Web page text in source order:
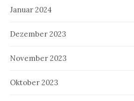
Januar 2024
Dezember 2023
November 2023
Oktober 2023